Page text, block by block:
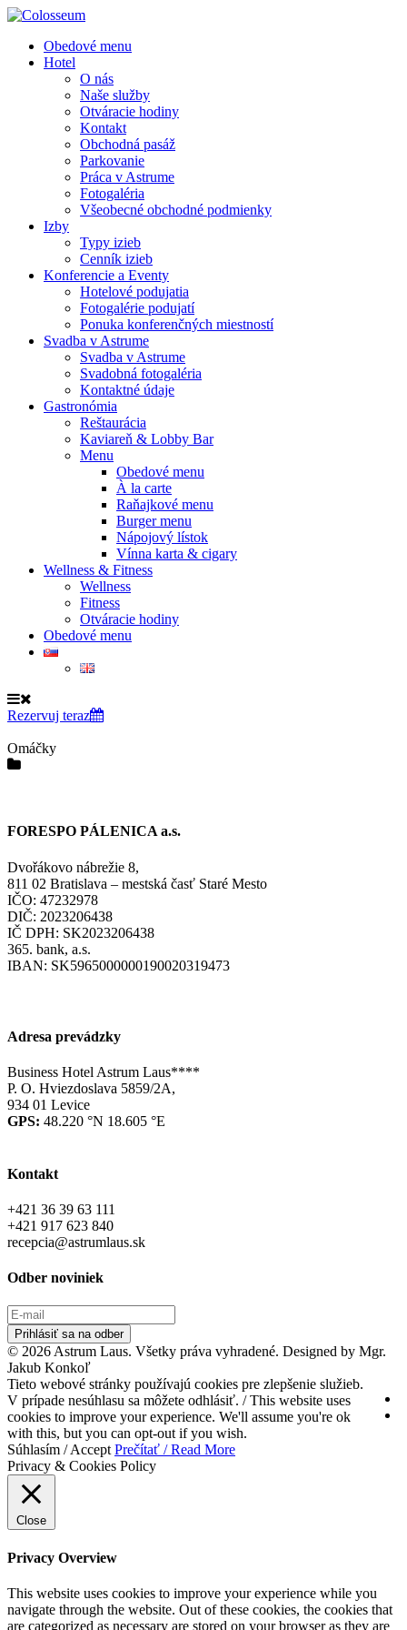
Obedové menu
Hotel
O nás
Naše služby
Otváracie hodiny
Kontakt
Obchodná pasáž
Parkovanie
Práca v Astrume
Fotogaléria
Všeobecné obchodné podmienky
Izby
Typy izieb
Cenník izieb
Konferencie a Eventy
Hotelové podujatia
Fotogalérie podujatí
Ponuka konferenčných miestností
Svadba v Astrume
Svadba v Astrume
Svadobná fotogaléria
Kontaktné údaje
Gastronómia
Reštaurácia
Kaviareň & Lobby Bar
Menu
Obedové menu
À la carte
Raňajkové menu
Burger menu
Nápojový lístok
Vínna karta & cigary
Wellness & Fitness
Wellness
Fitness
Otváracie hodiny
Obedové menu
Rezervuj teraz
Omáčky
FORESPO PÁLENICA a.s.
Dvořákovo nábrežie 8,
811 02 Bratislava – mestská časť Staré Mesto
IČO: 47232978
DIČ: 2023206438
IČ DPH: SK2023206438
365. bank, a.s.
IBAN: SK5965000000190020319473
Adresa prevádzky
Business Hotel Astrum Laus****
P. O. Hviezdoslava 5859/2A,
934 01 Levice
GPS: 48.220 °N 18.605 °E
Kontakt
+421 36 39 63 111
+421 917 623 840
recepcia@astrumlaus.sk
Odber noviniek
Prihlásiť sa na odber
© 2026 Astrum Laus. Všetky práva vyhradené. Designed by Mgr.
Jakub Konkoľ
Tieto webové stránky používajú cookies pre zlepšenie služieb.
V prípade nesúhlasu sa môžete odhlásiť. / This website uses
cookies to improve your experience. We'll assume you're ok
with this, but you can opt-out if you wish.
Súhlasím / Accept Prečítať / Read More
Privacy & Cookies Policy
Close
Privacy Overview
This website uses cookies to improve your experience while you
navigate through the website. Out of these cookies, the cookies that
are categorized as necessary are stored on your browser as they are